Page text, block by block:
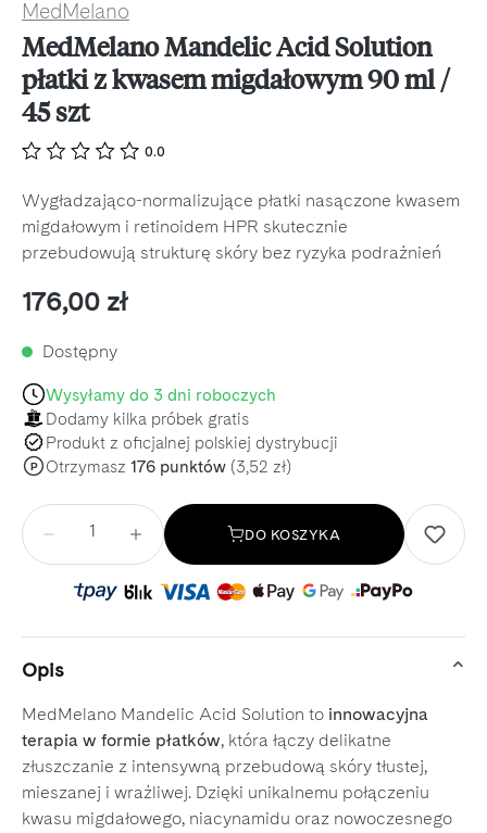
MedMelano
MedMelano Mandelic Acid Solution
płatki z kwasem migdałowym 90 ml /
45 szt
0.0
Wygładzająco-normalizujące płatki nasączone kwasem
migdałowym i retinoidem HPR skutecznie
przebudowują strukturę skóry bez ryzyka podrażnień
Cena regularna:
176,00 zł
Dostępny
Wysyłamy do 3 dni roboczych
Dodamy kilka próbek gratis
Produkt z oficjalnej polskiej dystrybucji
P Otrzymasz 176 punktów (3,52 zł)
Ilość
DO KOSZYKA
Opis
MedMelano Mandelic Acid Solution to innowacyjna
terapia w formie płatków, która łączy delikatne
złuszczanie z intensywną przebudową skóry tłustej,
mieszanej i wrażliwej. Dzięki unikalnemu połączeniu
kwasu migdałowego, niacynamidu oraz nowoczesnego